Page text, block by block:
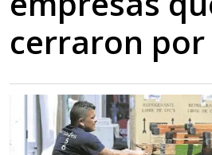
cerraron por